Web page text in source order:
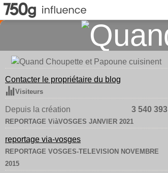
Contacter le propriétaire du blog
Visiteurs
Depuis la création 3 540 393
REPORTAGE ViàVOSGES JANVIER 2021
reportage via-vosges
REPORTAGE VOSGES-TELEVISION NOVEMBRE
2015